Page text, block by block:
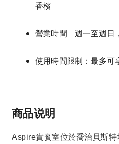
香檳
營業時間：週一至週日
使用時間限制：最多可
商品说明
Aspire貴賓室位於喬治貝斯